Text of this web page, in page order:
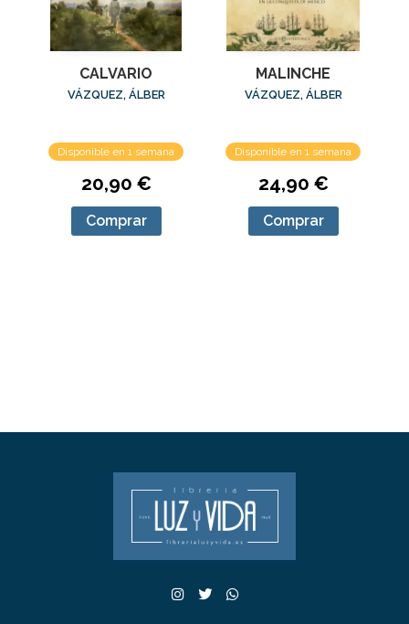
CALVARIO
VÁZQUEZ, ÁLBER
Disponible en 1 semana
20,90 €
Comprar
MALINCHE
VÁZQUEZ, ÁLBER
Disponible en 1 semana
24,90 €
Comprar